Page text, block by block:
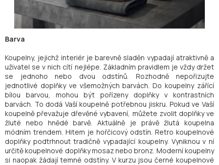
Barva
Koupelny, jejichž interiér je barevně sladěn vypadají atraktivně a
uživatel se v nich cítí nejlépe. Základním pravidlem je vždy držet
se jednoho nebo dvou odstínů. Rozhodně nepořizujte
jednotlivé doplňky ve všemožných barvách. Do koupelny zářící
bílou barvou, mohou být pořízeny doplňky v kontrastních
barvách. To dodá Vaší koupelně potřebnou jiskru. Pokud ve Vaší
koupelně převažuje dřevěné vybavení, můžete zvolit doplňky ve
žluté nebo hnědé barvě. Aktuálně je právě žlutá koupelna
módním trendem. Hitem je hořčicový odstín. Retro koupelnové
doplňky podtrhnout tradičně vypadající koupelny. Vyniknou v ní
určitě koupelnové doplňky mosaz nebo bronz. Moderní koupelny
si naopak žádají temné odstíny. V kurzu jsou černé koupelnové